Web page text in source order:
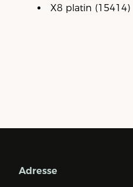
X8 platin (15414)
Adresse